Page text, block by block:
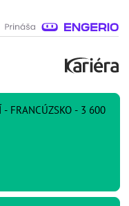
- FRANCÚZSKO - 3 600